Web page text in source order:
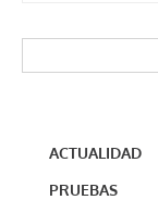
ACTUALIDAD
PRUEBAS